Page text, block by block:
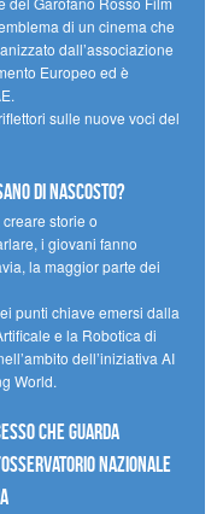
di un cinema che
dall’associazione
Europeo ed è
sulle nuove voci del
di nascosto?
storie o
i giovani fanno
la maggior parte dei
punti chiave emersi dalla
e la Robotica di
dell’iniziativa AI
World.
che guarda
Nazionale